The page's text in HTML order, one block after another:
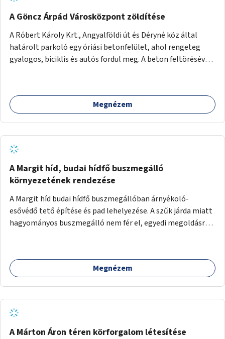
A Göncz Árpád Városközpont zöldítése
A Róbert Károly Krt., Angyalföldi út és Déryné köz által
határolt parkoló egy óriási betonfelület, ahol rengeteg
gyalogos, biciklis és autós fordul meg. A beton feltörésével,
menti járda és a parkoló közé kellene egy zöld sáv,
virágágyásokkal a meglévő fák alá, a lakóépület felőli két
Megnézem
A Margit híd, budai hídfő buszmegálló
környezetének rendezése
A Margit híd budai hídfő buszmegállóban árnyékoló-
esővédő tető építése és pad lehelyezése. A szűk járda miatt
hagyományos buszmegálló nem fér el, egyedi megoldásra
Megnézem
A Márton Áron téren körforgalom létesítése